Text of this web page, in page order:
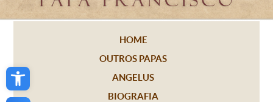
Open toolbar
HOME
OUTROS PAPAS
ANGELUS
BIOGRAFIA